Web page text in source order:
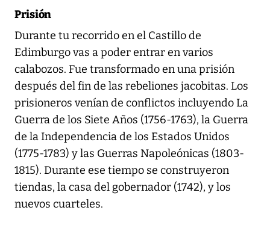
Prisión
Durante tu recorrido en el Castillo de
Edimburgo vas a poder entrar en varios
calabozos. Fue transformado en una prisión
después del fin de las rebeliones jacobitas. Los
prisioneros venían de conflictos incluyendo La
Guerra de los Siete Años (1756-1763), la Guerra
de la Independencia de los Estados Unidos
(1775-1783) y las Guerras Napoleónicas (1803-
1815). Durante ese tiempo se construyeron
tiendas, la casa del gobernador (1742), y los
nuevos cuarteles.